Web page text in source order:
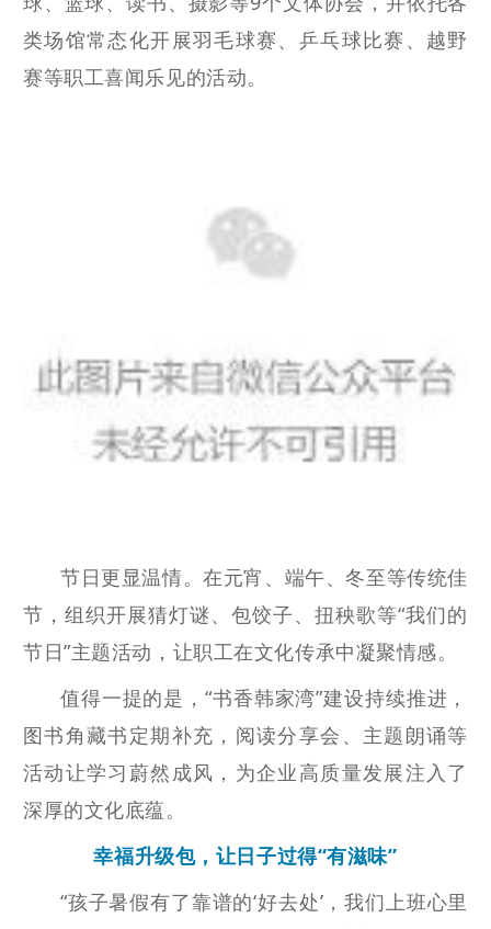
类场馆常态化开展羽毛球赛、 乒乓球比赛 、越野
赛等职工喜闻乐见的活动。
节日更显温情。在元宵、端午、冬至等传统佳
节，组织开展猜灯谜、包饺子、扭秧歌等“我们的
节日”主题活动，让职工在文化传承中凝聚情感。
值得一提的是，“书香韩家湾”建设持续推进，
图书角藏书定期补充，阅读分享会、主题朗诵等
活动让学习蔚然成风，为企业高质量发展注入了
深厚的文化底蕴。
幸福升级包， 让日子过得“有滋味”
“孩子暑假有了靠谱的‘好去处’，我们上班心里